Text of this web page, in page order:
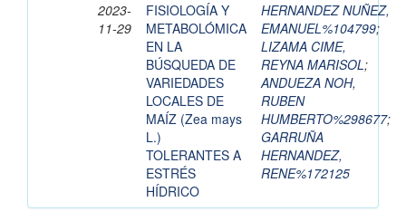
2023-
11-29
FISIOLOGÍA Y
METABOLÓMICA
EN LA
BÚSQUEDA DE
VARIEDADES
LOCALES DE
MAÍZ (Zea mays
L.)
TOLERANTES A
ESTRÉS
HÍDRICO
HERNANDEZ NUÑEZ,
EMANUEL%104799;
LIZAMA CIME,
REYNA MARISOL;
ANDUEZA NOH,
RUBEN
HUMBERTO%298677;
GARRUÑA
HERNANDEZ,
RENE%172125